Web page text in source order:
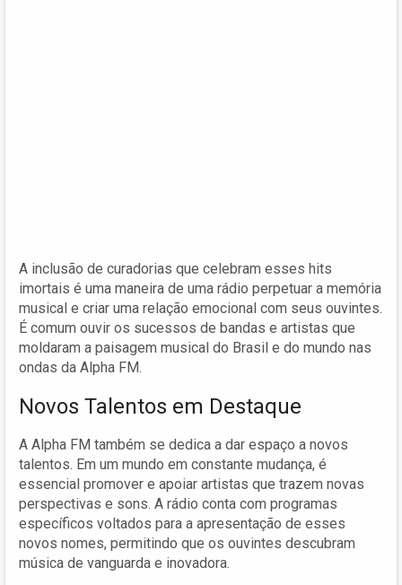
A inclusão de curadorias que celebram esses hits
imortais é uma maneira de uma rádio perpetuar a memória
musical e criar uma relação emocional com seus ouvintes.
É comum ouvir os sucessos de bandas e artistas que
moldaram a paisagem musical do Brasil e do mundo nas
ondas da Alpha FM.
Novos Talentos em Destaque
A Alpha FM também se dedica a dar espaço a novos
talentos. Em um mundo em constante mudança, é
essencial promover e apoiar artistas que trazem novas
perspectivas e sons. A rádio conta com programas
específicos voltados para a apresentação de esses
novos nomes, permitindo que os ouvintes descubram
música de vanguarda e inovadora.